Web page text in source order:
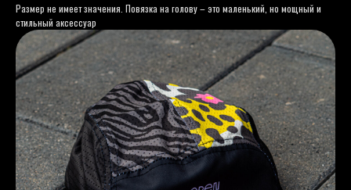
Размер не имеет значения. Повязка на голову – это маленький, но мощный и
стильный аксессуар